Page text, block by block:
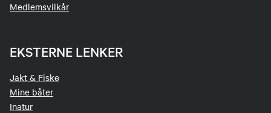
Medlemsvilkår
EKSTERNE LENKER
Jakt & Fiske
Mine båter
Inatur